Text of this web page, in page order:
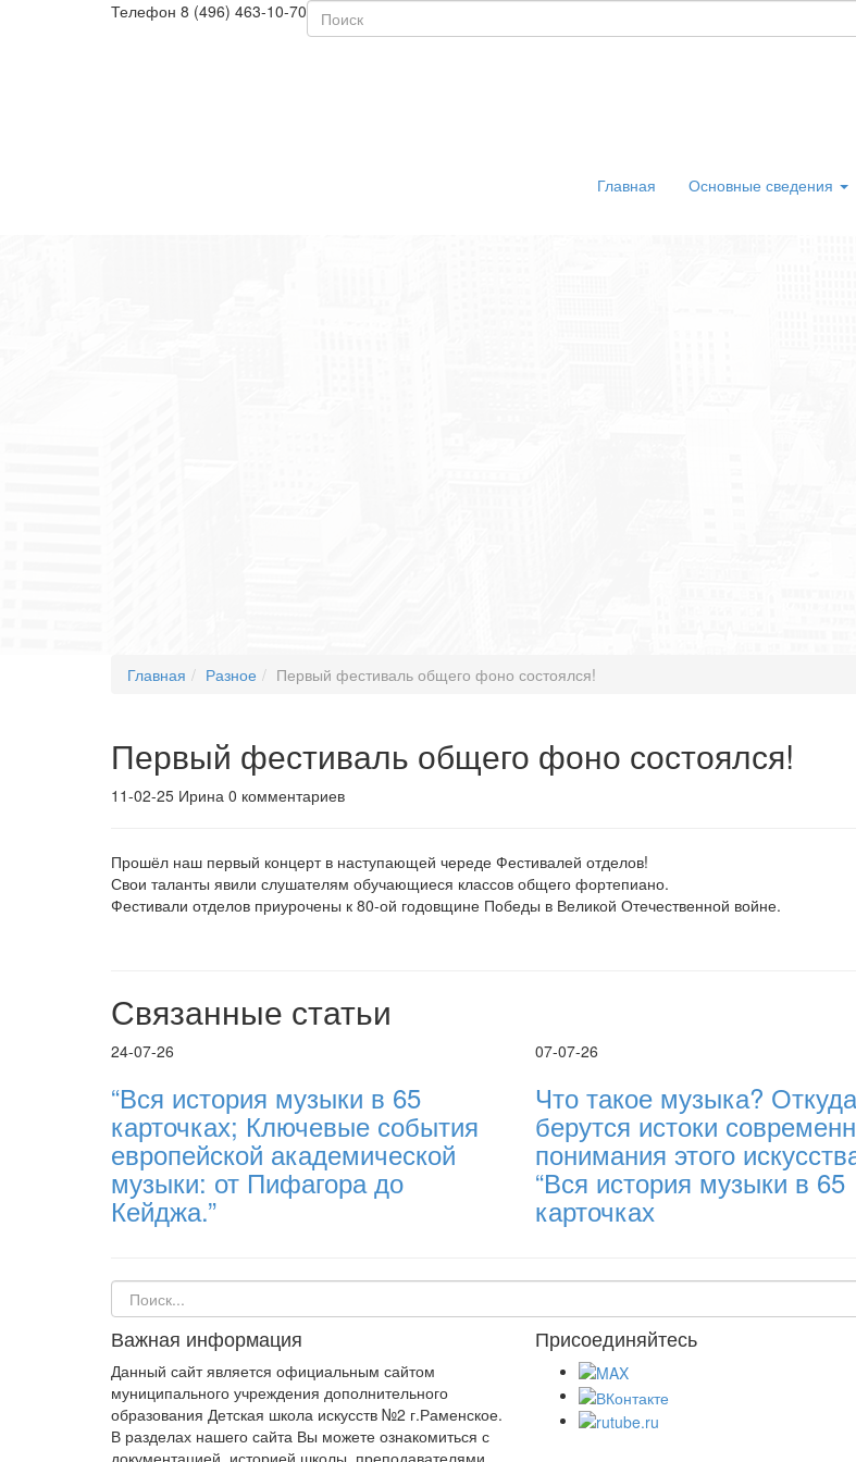
Телефон 8 (496) 463-10-70
Главная Основные сведения
Главная Разное Первый фестиваль общего фоно состоялся!
Первый фестиваль общего фоно состоялся!
11-02-25 Ирина 0 комментариев
Прошёл наш первый концерт в наступающей череде Фестивалей отделов!
Свои таланты явили слушателям обучающиеся классов общего фортепиано.
Фестивали отделов приурочены к 80-ой годовщине Победы в Великой Отечественной войне.
Связанные статьи
24-07-26
“Вся история музыки в 65
карточках; Ключевые события
европейской академической
музыки: от Пифагора до
Кейджа.”
07-07-26
Что такое музыка? Откуда
берутся истоки
понимания этого
“Вся история музыки в 65
карточках
Важная информация
Данный сайт является официальным сайтом
муниципального учреждения дополнительного
образования Детская школа искусств №2 г.Раменское.
В разделах нашего сайта Вы можете ознакомиться с
документацией, историей школы, преподавателями,
Присоединяйтесь